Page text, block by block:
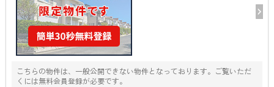
こちらの物件は、一般公開できない物件となっております。ご覧いただ
くには無料会員登録が必要です。